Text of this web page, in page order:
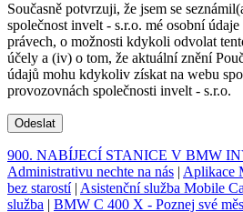
Současně potvrzuji, že jsem se
společnost invelt - s.r.o. mé osobní
právech, o možnosti kdykoli odvolat
účely a (iv) o tom, že aktuální znění
údajů mohu kdykoliv získat na webu
provozovnách společnosti invelt - s.r.o.
Odeslat
900. NABÍJECÍ STANICE V BMW
Administrativu nechte na nás | Aplikace
bez starostí| Asistenční služba Mobile
služba | BMW C 400 X - Poznej své